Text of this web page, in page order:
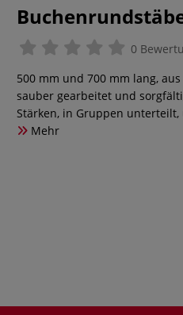
0
500 mm und 700 mm lang,
sauber gearbeitet und
Stärken, in Gruppen
Mehr